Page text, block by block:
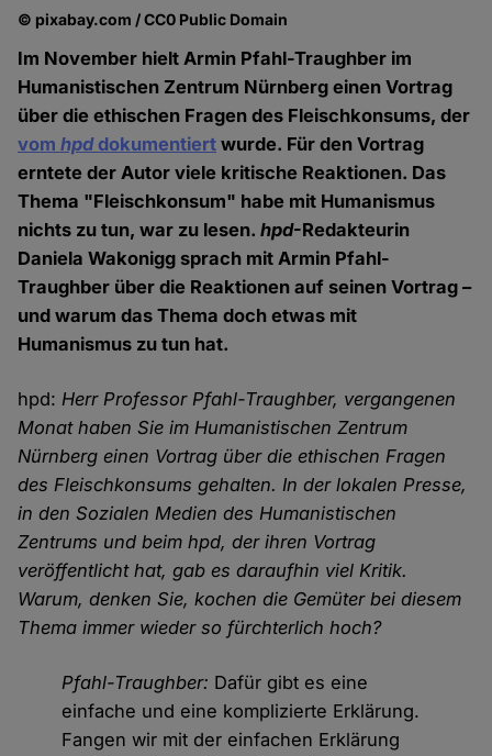
© pixabay.com / CC0 Public Domain
Im November hielt Armin Pfahl-Traughber im
Humanistischen Zentrum Nürnberg einen Vortrag
über die ethischen Fragen des Fleischkonsums, der
vomhpddokumentiert wurde. Für den Vortrag
erntete der Autor viele kritische Reaktionen. Das
Thema "Fleischkonsum" habe mit Humanismus
nichts zu tun, war zu lesen.hpd-Redakteurin
Daniela Wakonigg sprach mit Armin Pfahl-
Traughber über die Reaktionen auf seinen Vortrag –
und warum das Thema doch etwas mit
Humanismus zu tun hat.
hpd:Herr Professor Pfahl-Traughber, vergangenen
Monat haben Sie im Humanistischen Zentrum
Nürnberg einen Vortrag über die ethischen Fragen
des Fleischkonsums gehalten. In der lokalen Presse,
in den Sozialen Medien des Humanistischen
Zentrums und beim hpd, der ihren Vortrag
veröffentlicht hat, gab es daraufhin viel Kritik.
Warum, denken Sie, kochen die Gemüter bei diesem
Thema immer wieder so fürchterlich hoch?
Pfahl-Traughber: Dafür gibt es eine
einfache und eine komplizierte Erklärung.
Fangen wir mit der einfachen Erklärung